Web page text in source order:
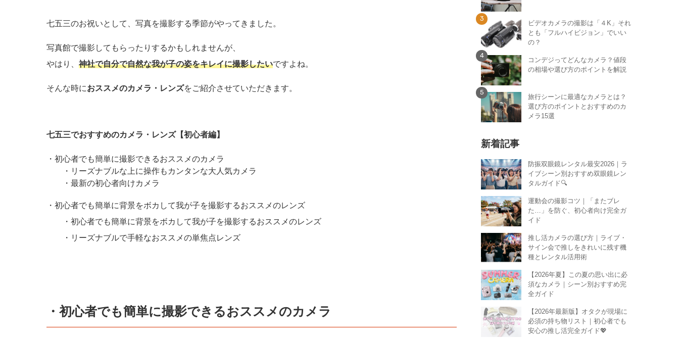
七五三のお祝いとして、写真を撮影する季節がやってきました。
写真館で撮影してもらったりするかもしれませんが、
やはり、 神社で自分で自然な我が子の姿をキレイに撮影したいですよね。
そんな時におススメのカメラ・レンズをご紹介させていただきます。
七五三でおすすめのカメラ・レンズ【初心者編】
・初心者でも簡単に撮影できるおススメのカメラ
・リーズナブルな上に操作もカンタンな大人気カメラ
・最新の初心者向けカメラ
・初心者でも簡単に背景をボカして我が子を撮影するおススメのレンズ
・初心者でも簡単に背景をボカして我が子を撮影するおススメのレンズ
・リーズナブルで手軽なおススメの単焦点レンズ
・初心者でも簡単に撮影できるおススメのカメラ
ビデオカメラの撮影は「４K」それ
とも「フルハイビジョン」でいい
の？
コンデジってどんなカメラ？値段
の相場や選び方のポイントを解説
旅行シーンに最適なカメラとは？
選び方のポイントとおすすめのカ
メラ15選
新着記事
防振双眼鏡レンタル最安2026｜ラ
イブシーン別おすすめ双眼鏡レン
タルガイド🔍
運動会の撮影コツ｜「またブレ
た…」を防ぐ、初心者向け完全ガ
イド
推し活カメラの選び方｜ライブ・
サイン会で推しをきれいに残す機
種とレンタル活用術
【2026年夏】この夏の思い出に必
須なカメラ｜シーン別おすすめ完
全ガイド
【2026年最新版】オタクが現場に
必須の持ち物リスト｜初心者でも
安心の推し活完全ガイド💖